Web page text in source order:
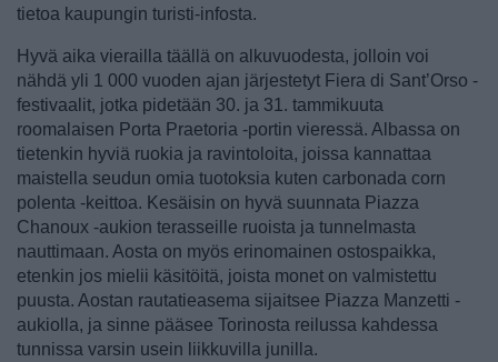
tietoa kaupungin turisti-infosta.
Hyvä aika vierailla täällä on alkuvuodesta, jolloin voi
nähdä yli 1 000 vuoden ajan järjestetyt Fiera di Sant’Orso -
festivaalit, jotka pidetään 30. ja 31. tammikuuta
roomalaisen Porta Praetoria -portin vieressä. Albassa on
tietenkin hyviä ruokia ja ravintoloita, joissa kannattaa
maistella seudun omia tuotoksia kuten carbonada corn
polenta -keittoa. Kesäisin on hyvä suunnata Piazza
Chanoux -aukion terasseille ruoista ja tunnelmasta
nauttimaan. Aosta on myös erinomainen ostospaikka,
etenkin jos mielii käsitöitä, joista monet on valmistettu
puusta. Aostan rautatieasema sijaitsee Piazza Manzetti -
aukiolla, ja sinne pääsee Torinosta reilussa kahdessa
tunnissa varsin usein liikkuvilla junilla.